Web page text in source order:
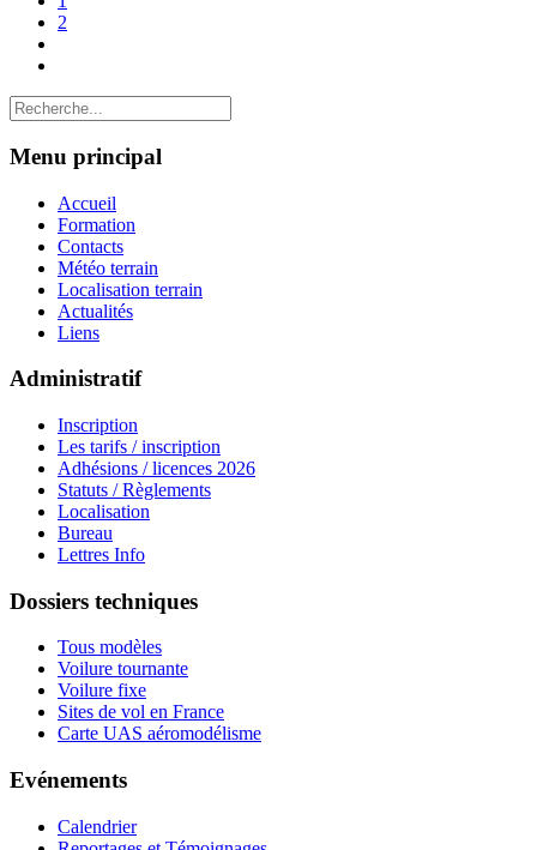
2
Menu principal
Accueil
Formation
Contacts
Météo terrain
Localisation terrain
Actualités
Liens
Administratif
Inscription
Les tarifs / inscription
Adhésions / licences 2026
Statuts / Règlements
Localisation
Bureau
Lettres Info
Dossiers techniques
Tous modèles
Voilure tournante
Voilure fixe
Sites de vol en France
Carte UAS aéromodélisme
Evénements
Calendrier